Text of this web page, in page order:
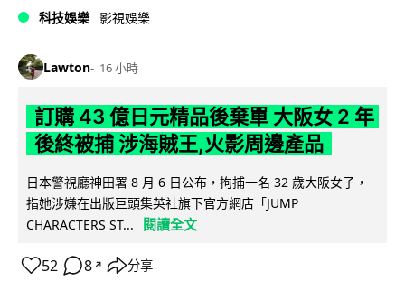
科技娛樂 影視娛樂
Lawton 16 小時
訂購 43 億日元精品後棄單 大阪女 2 年
後終被捕 涉海賊王,火影周邊產品
日本警視廳神田署 8 月 6 日公布，拘捕一名 32 歲大阪女子，
指她涉嫌在出版巨頭集英社旗下官方網店「JUMP
CHARACTERS ST...
閱讀全文
52 8 ↗ 分享